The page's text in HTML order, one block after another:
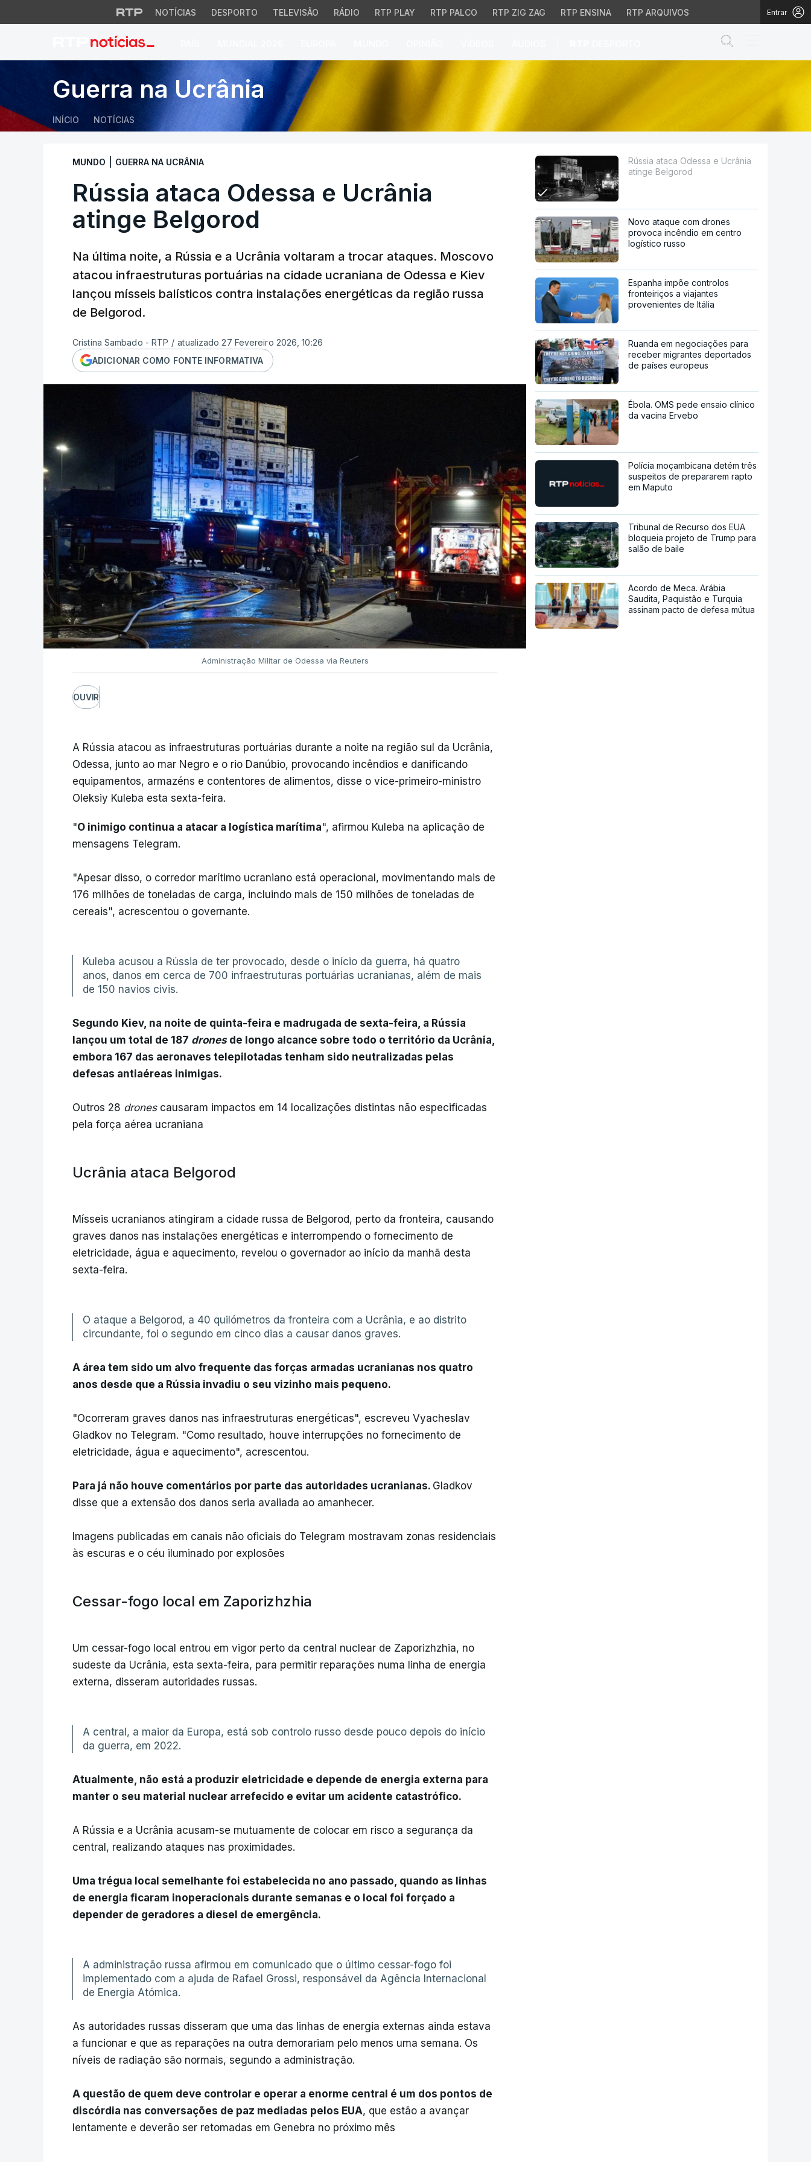
NOTÍCIAS DESPORTO TELEVISÃO RÁDIO RTP PLAY RTP PALCO RTP ZIG ZAG RTP ENSINA RTP ARQUIVOS Entrar
Rússia ataca Odessa e Ucrânia atinge Belgorod
Guerra na Ucrânia
INÍCIO NOTÍCIAS
MUNDO GUERRA NA UCRÂNIA
Rússia ataca Odessa e Ucrânia
atinge Belgorod
Na última noite, a Rússia e a Ucrânia voltaram a trocar ataques. Moscovo
atacou infraestruturas portuárias na cidade ucraniana de Odessa e Kiev
lançou mísseis balísticos contra instalações energéticas da região russa
de Belgorod.
Cristina Sambado - RTP / atualizado 27 Fevereiro 2026, 10:26
ADICIONAR COMO FONTE INFORMATIVA
Administração Militar de Odessa via Reuters
OUVIR
A Rússia atacou as infraestruturas portuárias durante a noite na região sul da Ucrânia,
Odessa, junto ao mar Negro e o rio Danúbio, provocando incêndios e danificando
equipamentos, armazéns e contentores de alimentos, disse o vice-primeiro-ministro
Oleksiy Kuleba esta sexta-feira.
"O inimigo continua a atacar a logística marítima", afirmou Kuleba na aplicação de
mensagens Telegram.
"Apesar disso, o corredor marítimo ucraniano está operacional, movimentando mais de
176 milhões de toneladas de carga, incluindo mais de 150 milhões de toneladas de
cereais", acrescentou o governante.
Kuleba acusou a Rússia de ter provocado, desde o início da guerra, há quatro
anos, danos em cerca de 700 infraestruturas portuárias ucranianas, além de mais
de 150 navios civis.
Segundo Kiev, na noite de quinta-feira e madrugada de sexta-feira, a Rússia
lançou um total de 187 dronesde longo alcance sobre todo o território da Ucrânia,
embora 167 das aeronaves telepilotadas tenham sido neutralizadas pelas
defesas antiaéreas inimigas.
Outros 28 dronescausaram impactos em 14 localizações distintas não especificadas
pela força aérea ucraniana
Ucrânia ataca Belgorod
Mísseis ucranianos atingiram a cidade russa de Belgorod, perto da fronteira, causando
graves danos nas instalações energéticas e interrompendo o fornecimento de
eletricidade, água e aquecimento, revelou o governador ao início da manhã desta
sexta-feira.
O ataque a Belgorod, a 40 quilómetros da fronteira com a Ucrânia, e ao distrito
circundante, foi o segundo em cinco dias a causar danos graves.
A área tem sido um alvo frequente das forças armadas ucranianas nos quatro
anos desde que a Rússia invadiu o seu vizinho mais pequeno.
"Ocorreram graves danos nas infraestruturas energéticas", escreveu Vyacheslav
Gladkov no Telegram. "Como resultado, houve interrupções no fornecimento de
eletricidade, água e aquecimento", acrescentou.
Para já não houve comentários por parte das autoridades ucranianas. Gladkov
disse que a extensão dos danos seria avaliada ao amanhecer.
Imagens publicadas em canais não oficiais do Telegram mostravam zonas residenciais
às escuras e o céu iluminado por explosões
Cessar-fogo local em Zaporizhzhia
Um cessar-fogo local entrou em vigor perto da central nuclear de Zaporizhzhia, no
sudeste da Ucrânia, esta sexta-feira, para permitir reparações numa linha de energia
externa, disseram autoridades russas.
A central, a maior da Europa, está sob controlo russo desde pouco depois do início
da guerra, em 2022.
Atualmente, não está a produzir eletricidade e depende de energia externa para
manter o seu material nuclear arrefecido e evitar um acidente catastrófico.
A Rússia e a Ucrânia acusam-se mutuamente de colocar em risco a segurança da
central, realizando ataques nas proximidades.
Uma trégua local semelhante foi estabelecida no ano passado, quando as linhas
de energia ficaram inoperacionais durante semanas e o local foi forçado a
depender de geradores a diesel de emergência.
A administração russa afirmou em comunicado que o último cessar-fogo foi
implementado com a ajuda de Rafael Grossi, responsável da Agência Internacional
de Energia Atómica.
As autoridades russas disseram que uma das linhas de energia externas ainda estava
a funcionar e que as reparações na outra demorariam pelo menos uma semana. Os
níveis de radiação são normais, segundo a administração.
A questão de quem deve controlar e operar a enorme central é um dos pontos de
discórdia nas conversações de paz mediadas pelos EUA, que estão a avançar
lentamente e deverão ser retomadas em Genebra no próximo mês
Rússia ataca Odessa e Ucrânia
atinge Belgorod
Novo ataque com drones
provoca incêndio em centro
logístico russo
Espanha impõe controlos
fronteiriços a viajantes
provenientes de Itália
Ruanda em negociações para
receber migrantes deportados
de países europeus
Ébola. OMS pede ensaio clínico
da vacina Ervebo
Polícia moçambicana detém três
suspeitos de prepararem rapto
em Maputo
Tribunal de Recurso dos EUA
bloqueia projeto de Trump para
salão de baile
Acordo de Meca. Arábia
Saudita, Paquistão e Turquia
assinam pacto de defesa mútua